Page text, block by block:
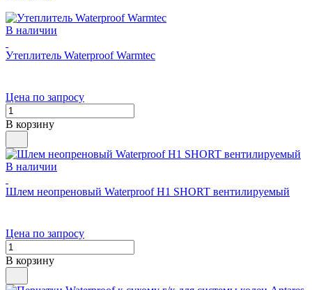
В наличии
Утеплитель Waterproof Warmtec
Цена по запросу
В корзину
В наличии
Шлем неопреновый Waterproof H1 SHORT вентилируемый
Цена по запросу
В корзину